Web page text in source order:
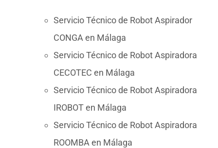
Servicio Técnico de Robot Aspirador
CONGA en Málaga
Servicio Técnico de Robot Aspiradora
CECOTEC en Málaga
Servicio Técnico de Robot Aspiradora
IROBOT en Málaga
Servicio Técnico de Robot Aspiradora
ROOMBA en Málaga